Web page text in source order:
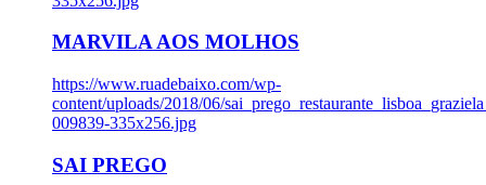
MARVILA AOS MOLHOS
https://www.ruadebaixo.com/wp-
content/uploads/2018/06/
009839-335x256.jpg
SAI PREGO